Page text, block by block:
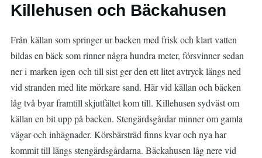
Killehusen och Bäckahusen
Från källan som springer ur backen med frisk och klart vatten
bildas en bäck som rinner några hundra meter, försvinner sedan
ner i marken igen och till sist ger den ett litet avtryck längs ned
vid stranden med lite mörkare sand. Här vid källan och bäcken
låg två byar framtill skjutfältet kom till. Killehusen sydväst om
källan en bit upp på backen. Stengärdsgårdar minner om gamla
vägar och inhägnader. Körsbärsträd finns kvar och nya har
kommit till längs stengärdsgårdarna. Bäckahusen låg nere vid